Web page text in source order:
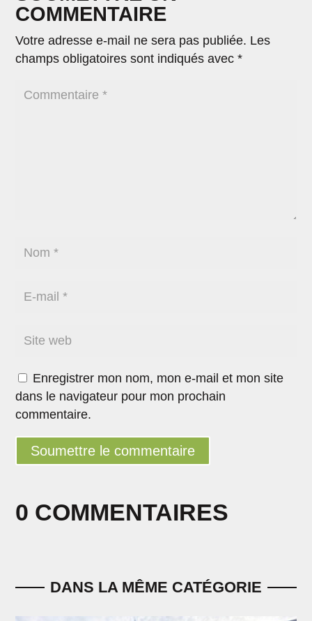
0 COMMENTAIRES
COMMENTAIRE
Votre adresse e-mail ne sera pas publiée. Les
champs obligatoires sont indiqués avec*
Enregistrer mon nom, mon e-mail et mon site
dans le navigateur pour mon prochain
commentaire.
Soumettre le commentaire
DANS LA MÊME CATÉGORIE